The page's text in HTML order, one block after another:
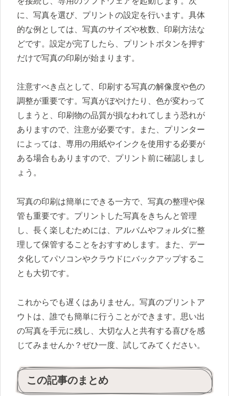
に、写真を選び、プリントの設定を行います。具体
的な例としては、写真のサイズや枚数、印刷方法な
どです。設定が完了したら、プリントボタンを押す
だけで写真の印刷が始まります。
注意すべき点として、印刷する写真の解像度や色の
調整が重要です。写真がぼやけたり、色が変わって
しまうと、印刷物の品質が損なわれてしまう恐れが
ありますので、注意が必要です。また、プリンター
によっては、専用の用紙やインクを使用する必要が
ある場合もありますので、プリント前に確認しまし
ょう。
写真の印刷は簡単にできる一方で、写真の整理や保
管も重要です。プリントした写真をきちんと管理
し、長く楽しむためには、アルバムやフォルダに整
理して保管することをおすすめします。また、デー
タ化してパソコンやクラウドにバックアップするこ
とも大切です。
これからでも遅くはありません。写真のプリントア
ウトは、誰でも簡単に行うことができます。思い出
の写真を手元に残し、大切な人と共有する喜びを感
じてみませんか？ぜひ一度、試してみてください。
この記事のまとめ